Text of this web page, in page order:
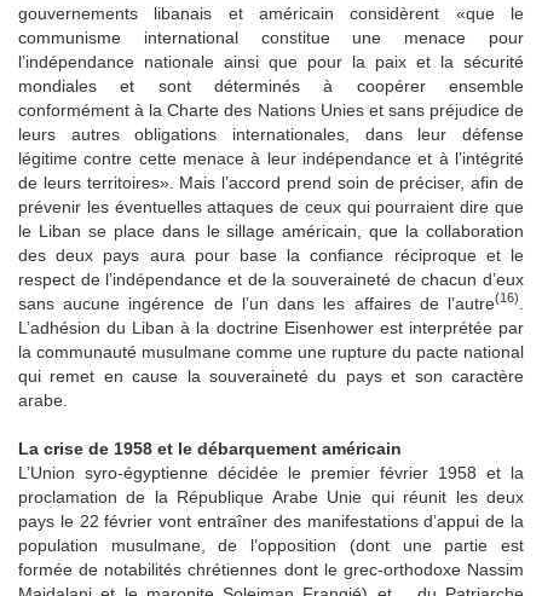
gouvernements libanais et américain considèrent «que le
communisme international constitue une menace pour
l’indépendance nationale ainsi que pour la paix et la sécurité
mondiales et sont déterminés à coopérer ensemble
conformément à la Charte des Nations Unies et sans préjudice de
leurs autres obligations internationales, dans leur défense
légitime contre cette menace à leur indépendance et à l’intégrité
de leurs territoires». Mais l’accord prend soin de préciser, afin de
prévenir les éventuelles attaques de ceux qui pourraient dire que
le Liban se place dans le sillage américain, que la collaboration
des deux pays aura pour base la confiance réciproque et le
respect de l’indépendance et de la souveraineté de chacun d’eux
sans aucune ingérence de l’un dans les affaires de l’autre(16)
L’adhésion du Liban à la doctrine Eisenhower est interprétée par
la communauté musulmane comme une rupture du pacte national
qui remet en cause la souveraineté du pays et son caractère
arabe.
La crise de 1958 et le débarquement américain
L’Union syro-égyptienne décidée le premier février 1958 et la
proclamation de la République Arabe Unie qui réunit les deux
pays le 22 février vont entraîner des manifestations d’appui de la
population musulmane, de l’opposition (dont une partie est
formée de notabilités chrétiennes dont le grec-orthodoxe Nassim